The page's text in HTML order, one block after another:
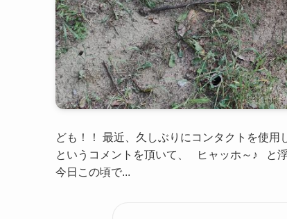
ども！！ 最近、久しぶりにコンタクトを使用
というコメントを頂いて、 ヒャッホ～♪ と
今日この頃で...